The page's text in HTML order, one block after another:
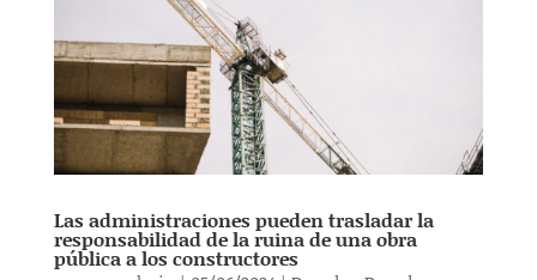
Las administraciones pueden trasladar la
responsabilidad de la ruina de una obra
pública a los constructores